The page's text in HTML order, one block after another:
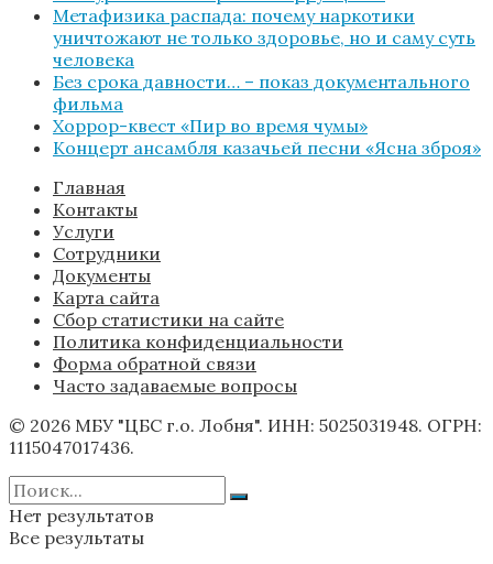
Метафизика распада: почему наркотики
уничтожают не только здоровье, но и саму суть
человека
Без срока давности… – показ документального
фильма
Хоррор-квест «Пир во время чумы»
Концерт ансамбля казачьей песни «Ясна зброя»
Главная
Контакты
Услуги
Сотрудники
Документы
Карта сайта
Сбор статистики на сайте
Политика конфиденциальности
Форма обратной связи
Часто задаваемые вопросы
© 2026 МБУ "ЦБС г.о. Лобня". ИНН: 5025031948. ОГРН:
1115047017436.
Нет результатов
Все результаты